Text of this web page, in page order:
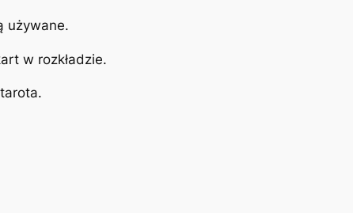
używane.
w rozkładzie.